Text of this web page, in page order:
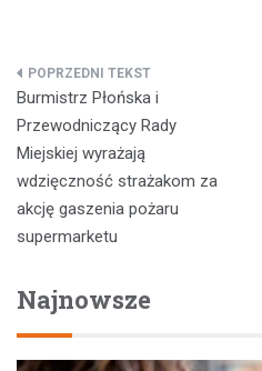
Nawigacja
wpisu
Burmistrz Płońska i
Przewodniczący Rady
Miejskiej wyrażają
wdzięczność strażakom za
akcję gaszenia pożaru
supermarketu
Najnowsze